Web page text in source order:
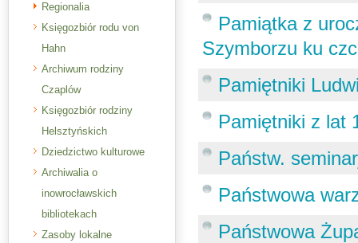
Regionalia
Księgozbiór rodu von
Hahn
Archiwum rodziny
Czaplów
Księgozbiór rodziny
Helsztyńskich
Dziedzictwo kulturowe
Archiwalia o
inowrocławskich
bibliotekach
Zasoby lokalne
Pamiątka z
Szymborzu ku
Pamiętniki
Pamiętniki z lat
Państw.
Państwowa
Państwowa